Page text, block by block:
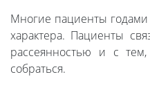
Многие пациенты годами
характера. Пациенты
рассеянностью и с
собраться.